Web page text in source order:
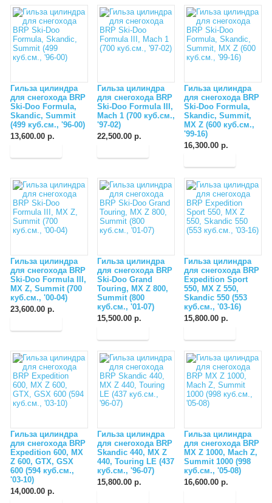
Гильза цилиндра
для снегохода BRP
Ski-Doo Formula,
Skandic, Summit
(499 куб.см., '96-00)
13,600.00 р.
Гильза цилиндра
для снегохода BRP
Ski-Doo Formula III,
Mach 1 (700 куб.см.,
'97-02)
22,500.00 р.
Гильза цилиндра
для снегохода BRP
Ski-Doo Formula,
Skandic, Summit,
MX Z (600 куб.см.,
'99-16)
16,300.00 р.
Гильза цилиндра
для снегохода BRP
Ski-Doo Formula III,
MX Z, Summit (700
куб.см., '00-04)
23,600.00 р.
Гильза цилиндра
для снегохода BRP
Ski-Doo Grand
Touring, MX Z 800,
Summit (800
куб.см., '01-07)
15,500.00 р.
Гильза цилиндра
для снегохода BRP
Expedition Sport
550, MX Z 550,
Skandic 550 (553
куб.см., '03-16)
15,800.00 р.
Гильза цилиндра
для снегохода BRP
Expedition 600, MX
Z 600, GTX, GSX
600 (594 куб.см.,
'03-10)
14,000.00 р.
Гильза цилиндра
для снегохода BRP
Skandic 440, MX Z
440, Touring LE (437
куб.см., '96-07)
15,800.00 р.
Гильза цилиндра
для снегохода BRP
MX Z 1000, Mach Z,
Summit 1000 (998
куб.см., '05-08)
16,600.00 р.